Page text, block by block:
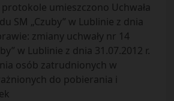
umieszczono Uchwała
SM „Czuby” w Lublinie z dnia
zmiany uchwały nr 14
w Lublinie z dnia 31.07.2012 r.
osób zatrudnionych w
do pobierania i